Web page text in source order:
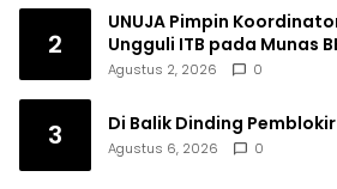
2
UNUJA Pimpin
Ungguli ITB pada Munas
Agustus 2, 2026 0
3 Di Balik Dinding Pemblokir
Agustus 6, 2026 0